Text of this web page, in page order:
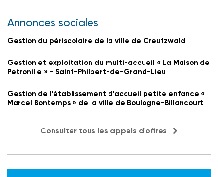
Annonces sociales
Gestion du périscolaire de la ville de Creutzwald
Gestion et exploitation du multi-accueil « La Maison de
Petronille » - Saint-Philbert-de-Grand-Lieu
Gestion de l'établissement d'accueil petite enfance «
Marcel Bontemps » de la ville de Boulogne-Billancourt
Consulter tous les appels d'offres